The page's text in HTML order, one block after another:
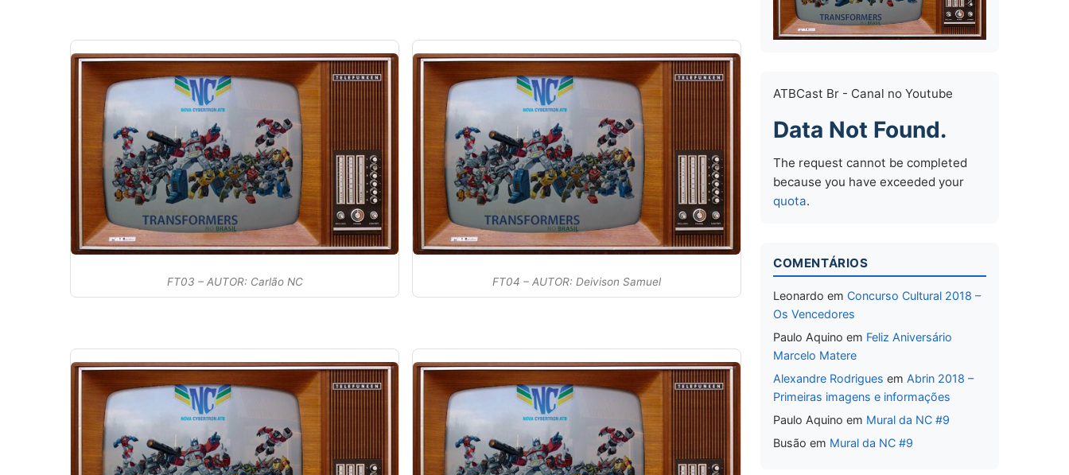
FT03 – AUTOR: Carlão NC FT04 – AUTOR: Deivison Samuel
ATBCast Br - Canal no Youtube
Data Not Found.
The request cannot be completed
because you have exceeded your
quota.
COMENTÁRIOS
Leonardo em Concurso Cultural 2018 –
Os Vencedores
Paulo Aquino em Feliz Aniversário
Marcelo Matere
Alexandre Rodrigues em Abrin 2018 –
Primeiras imagens e informações
Paulo Aquino em Mural da NC #9
Busão em Mural da NC #9